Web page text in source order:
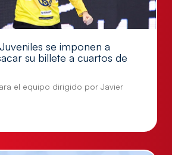
se imponen a
su billete a cuartos de
el equipo dirigido por Javier